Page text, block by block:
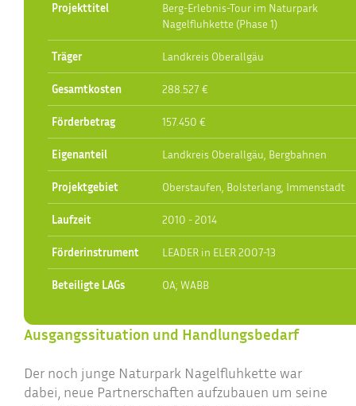
Projekttitel
Berg-Erlebnis-Tour im Naturpark
Nagelfluhkette (Phase 1)
Träger Landkreis Oberallgäu
Gesamtkosten 288.527 €
Förderbetrag 157.450 €
Eigenanteil Landkreis Oberallgäu, Bergbahnen
Projektgebiet Oberstaufen, Bolsterlang, Immenstadt
Laufzeit 2010 - 2014
Förderinstrument LEADER in ELER 2007-13
Beteiligte LAGs OA; WABB
Ausgangssituation und Handlungsbedarf
Der noch junge Naturpark Nagelfluhkette war
dabei, neue Partnerschaften aufzubauen um seine